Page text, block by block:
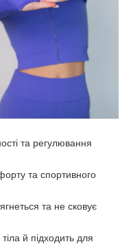
та регулювання
та спортивного
та не сковує
й підходить для